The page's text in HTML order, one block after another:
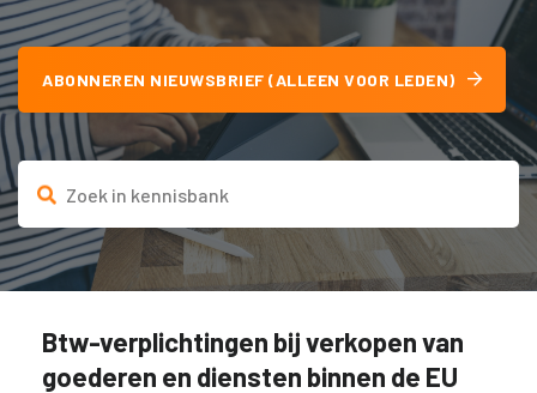
ABONNEREN NIEUWSBRIEF (ALLEEN VOOR LEDEN)
Btw-verplichtingen bij verkopen van
goederen en diensten binnen de EU